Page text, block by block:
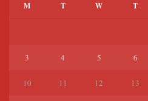
M T W T
3 4 5 6
10 11 12 13